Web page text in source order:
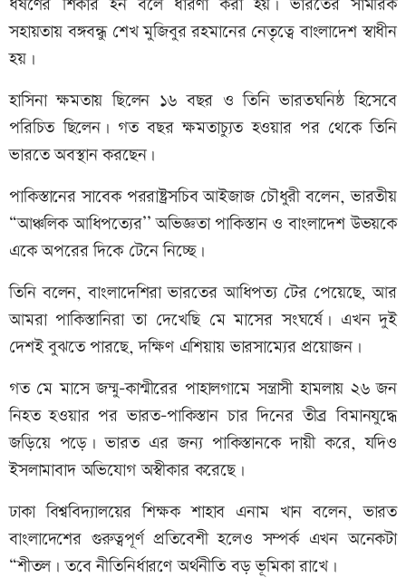
ধর্ষণের শিকার হন বলে ধারণা করা হয়। ভারতের সামরিক
সহায়তায় বঙ্গবন্ধু শেখ মুজিবুর রহমানের নেতৃত্বে বাংলাদেশ স্বাধীন
হয়।
হাসিনা ক্ষমতায় ছিলেন ১৬ বছর ও তিনি ভারতঘনিষ্ঠ হিসেবে
পরিচিত ছিলেন। গত বছর ক্ষমতাচ্যুত হওয়ার পর থেকে তিনি
ভারতে অবস্থান করছেন।
পাকিস্তানের সাবেক পররাষ্ট্রসচিব আইজাজ চৌধুরী বলেন, ভারতীয়
“আঞ্চলিক আধিপত্যের’’ অভিজ্ঞতা পাকিস্তান ও বাংলাদেশ উভয়কে
একে অপরের দিকে টেনে নিচ্ছে।
তিনি বলেন, বাংলাদেশিরা ভারতের আধিপত্য টের পেয়েছে, আর
আমরা পাকিস্তানিরা তা দেখেছি মে মাসের সংঘর্ষে। এখন দুই
দেশই বুঝতে পারছে, দক্ষিণ এশিয়ায় ভারসাম্যের প্রয়োজন।
গত মে মাসে জম্মু–কাশ্মীরের পাহালগামে সন্ত্রাসী হামলায় ২৬ জন
নিহত হওয়ার পর ভারত–পাকিস্তান চার দিনের তীব্র বিমানযুদ্ধে
জড়িয়ে পড়ে। ভারত এর জন্য পাকিস্তানকে দায়ী করে, যদিও
ইসলামাবাদ অভিযোগ অস্বীকার করেছে।
ঢাকা বিশ্ববিদ্যালয়ের শিক্ষক শাহাব এনাম খান বলেন, ভারত
বাংলাদেশের গুরুত্বপূর্ণ প্রতিবেশী হলেও সম্পর্ক এখন অনেকটা
“শীতল। তবে নীতিনির্ধারণে অর্থনীতি বড় ভূমিকা রাখে।